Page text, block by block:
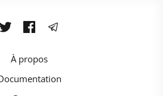
À propos